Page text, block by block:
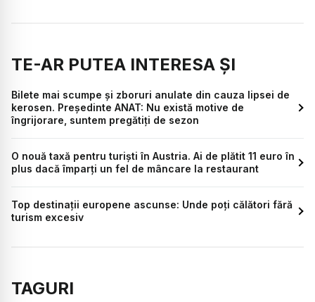
TE-AR PUTEA INTERESA ȘI
Bilete mai scumpe și zboruri anulate din cauza lipsei de
kerosen. Președinte ANAT: Nu există motive de
îngrijorare, suntem pregătiți de sezon
O nouă taxă pentru turiști în Austria. Ai de plătit 11 euro în
plus dacă împarți un fel de mâncare la restaurant
Top destinații europene ascunse: Unde poți călători fără
turism excesiv
TAGURI